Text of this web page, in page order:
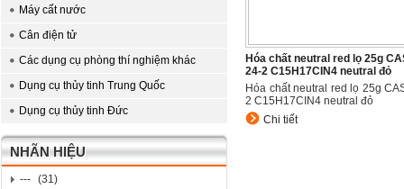
Máy cất nước
Cân điện tử
Các dụng cụ phòng thí nghiệm khác
Dụng cụ thủy tinh Trung Quốc
Dụng cụ thủy tinh Đức
NHÃN HIỆU
--- (31)
Hóa chất neutral red lọ 25g
24-2 C15H17CIN4 neutral đỏ
Hóa chất neutral red lọ 25g
2 C15H17CIN4 neutral đỏ
Chi tiết